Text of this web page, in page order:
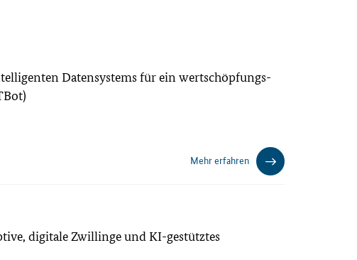
Datensystems für ein wertschöpfungs-
Mehr erfahren
digitale Zwillinge und KI-gestütztes